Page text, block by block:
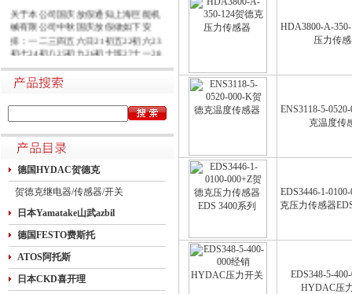
关于本公司国庆放假通知上海巨能机
械有限公司中秋国庆放假做如下安
排：一二三四五六日21初五22初六23
初七24初八25初九26初十班27十一28
十二29十三30十四假1国庆节假2十六
假3十七假4十八假5十九假6二十假7
廿一假8廿二9廿三班10廿四11廿五10
月1日~8日放假调休，共8天。9月27
日（星期日）、10月10日（星期六）
上班。在此期间如有进口产品需要采
购的客户，为避免您的货期受到影
如下1.高速免费规定时间：2020年10
月1日0时-10月8日24时，共8天
德国HYDAC贺德克
贺德克继电器/传感器/开关
日本Yamatake山武azbil
德国FESTO费斯托
ATOS阿托斯
日本CKD喜开理
HDA3800-A-
压力传
ENS3118-5-
克温度传
EDS3446-1-
克压力传感器
EDS348-5-
HYDAC压